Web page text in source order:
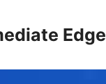
Edge